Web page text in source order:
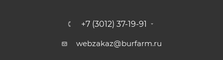
+7 (3012) 37-19-91
webzakaz@burfarm.ru